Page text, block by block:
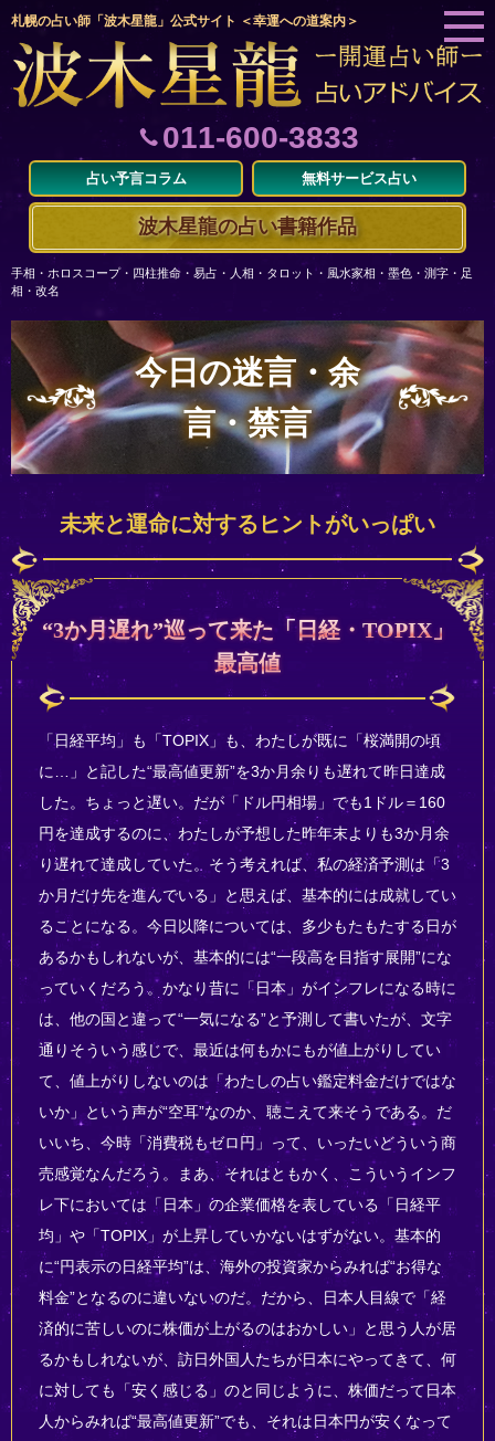
札幌の占い師「波木星龍」公式サイト ＜幸運への道案内＞
011-600-3833
占い予言コラム 無料サービス占い
波木星龍の占い書籍作品
手相・ホロスコープ・四柱推命・易占・人相・タロット・風水家相・墨色・測字・足
相・改名
今日の迷言・余
言・禁言
未来と運命に対するヒントがいっぱい
“3か月遅れ”巡って来た「日経・TOPIX」
最高値
「日経平均」も「TOPIX」も、わたしが既に「桜満開の頃
に…」と記した“最高値更新”を3か月余りも遅れて昨日達成
した。ちょっと遅い。だが「ドル円相場」でも1ドル＝160
円を達成するのに、わたしが予想した昨年末よりも3か月余
り遅れて達成していた。そう考えれば、私の経済予測は「3
か月だけ先を進んでいる」と思えば、基本的には成就してい
ることになる。今日以降については、多少もたもたする日が
あるかもしれないが、基本的には“一段高を目指す展開”にな
っていくだろう。かなり昔に「日本」がインフレになる時に
は、他の国と違って“一気になる”と予測して書いたが、文字
通りそういう感じで、最近は何もかにもが値上がりしてい
て、値上がりしないのは「わたしの占い鑑定料金だけではな
いか」という声が“空耳”なのか、聴こえて来そうである。だ
いいち、今時「消費税もゼロ円」って、いったいどういう商
売感覚なんだろう。まあ、それはともかく、こういうインフ
レ下においては「日本」の企業価格を表している「日経平
均」や「TOPIX」が上昇していかないはずがない。基本的
に“円表示の日経平均”は、海外の投資家からみれば“お得な
料金”となるのに違いないのだ。だから、日本人目線で「経
済的に苦しいのに株価が上がるのはおかしい」と思う人が居
るかもしれないが、訪日外国人たちが日本にやってきて、何
に対しても「安く感じる」のと同じように、株価だって日本
人からみれば“最高値更新”でも、それは日本円が安くなって